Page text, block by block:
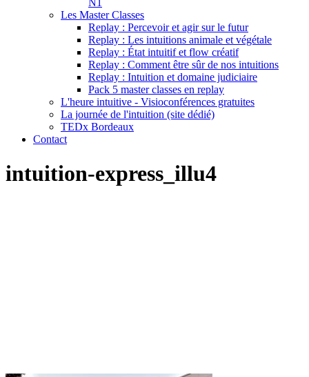
N1
Les Master Classes
Replay : Percevoir et agir sur le futur
Replay : Les intuitions animale et végétale
Replay : État intuitif et flow créatif
Replay : Comment être sûr de nos intuitions
Replay : Intuition et domaine judiciaire
Pack 5 master classes en replay
L'heure intuitive - Visioconférences gratuites
La journée de l'intuition (site dédié)
TEDx Bordeaux
Contact
intuition-express_illu4